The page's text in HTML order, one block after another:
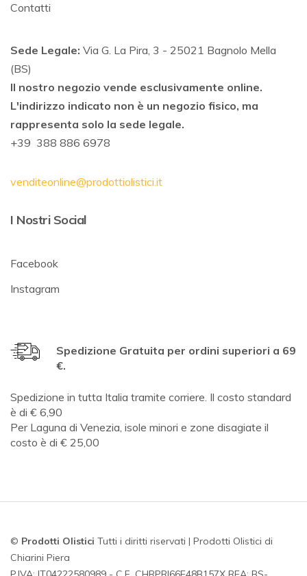
Contatti
Sede Legale: Via G. La Pira, 3 - 25021 Bagnolo Mella
(BS)
Il nostro negozio vende esclusivamente online.
L'indirizzo indicato non è un negozio fisico, ma
rappresenta solo la sede legale.
+39 388 886 6978
venditeonline@prodottiolistici.it
I Nostri Social
Facebook
Instagram
Spedizione Gratuita per ordini superiori a 69
€.
Spedizione in tutta Italia tramite corriere. Il costo standard
è di € 6,90
Per Laguna di Venezia, isole minori e zone disagiate il
costo è di € 25,00
© Prodotti Olistici Tutti i diritti riservati | Prodotti Olistici di
Chiarini Piera